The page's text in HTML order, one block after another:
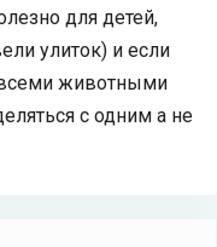
для детей,
улиток) и если
всеми животными
с одним а не